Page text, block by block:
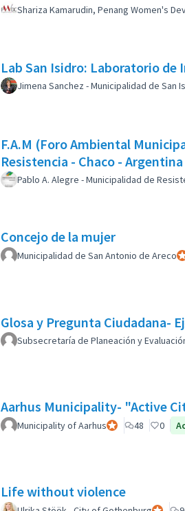
Shariza Kamarudin, Penang Women's
Lab San Isidro: Laboratorio de
Jimena Sanchez - Municipalidad de San
F.A.M (Foro Ambiental
Resistencia - Chaco - Argentina
Pablo A. Alegre - Municipalidad de
Concejo de la mujer
Municipalidad de San Antonio de Areco
Glosa y Pregunta Ciudadana-
Subsecretaría de Planeación y
Aarhus Municipality- "Active
Municipality of AarhusParticipant officiel
48 0
Life without violence